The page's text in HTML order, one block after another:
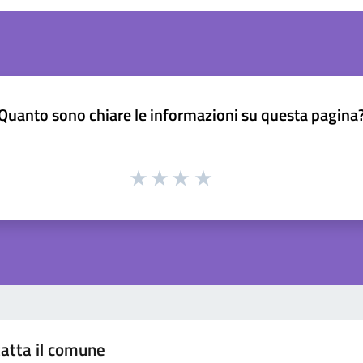
sono chiare le informazioni su questa
il comune